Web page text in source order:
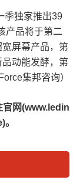
季独家推出39
产品将于第二
屏幕产品，第
动能发酵，第
集邦咨询）
官网(www.ledin